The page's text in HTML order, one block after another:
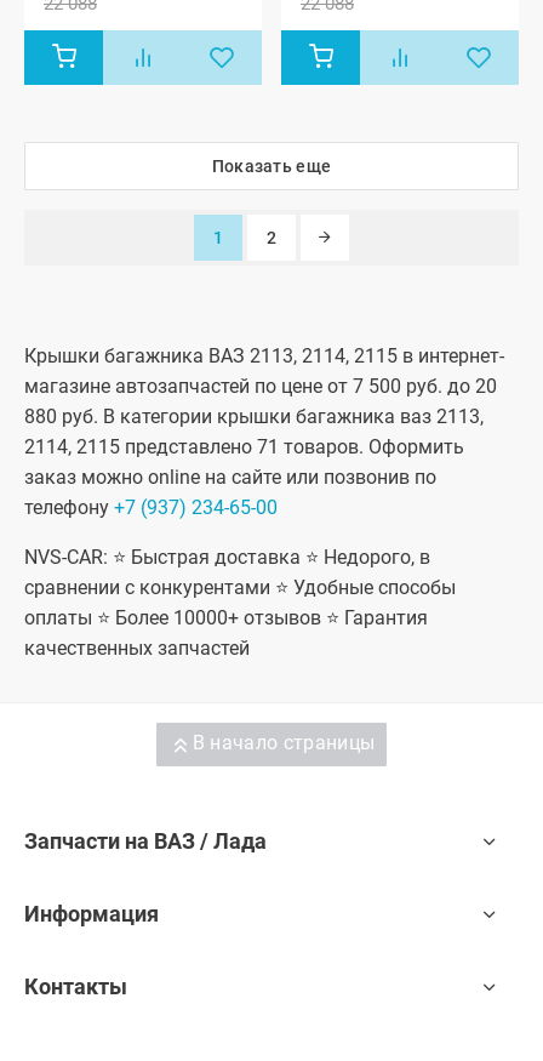
Показать еще
1 2
Крышки багажника ВАЗ 2113, 2114, 2115 в интернет-
магазине автозапчастей по цене от 7 500 руб. до 20
880 руб. В категории крышки багажника ваз 2113,
2114, 2115 представлено 71 товаров. Оформить
заказ можно online на сайте или позвонив по
телефону +7 (937) 234-65-00
NVS-CAR: ⭐ Быстрая доставка ⭐ Недорого, в
сравнении с конкурентами ⭐ Удобные способы
оплаты ⭐ Более 10000+ отзывов ⭐ Гарантия
качественных запчастей
В начало страницы
Запчасти на ВАЗ / Лада
Информация
Контакты